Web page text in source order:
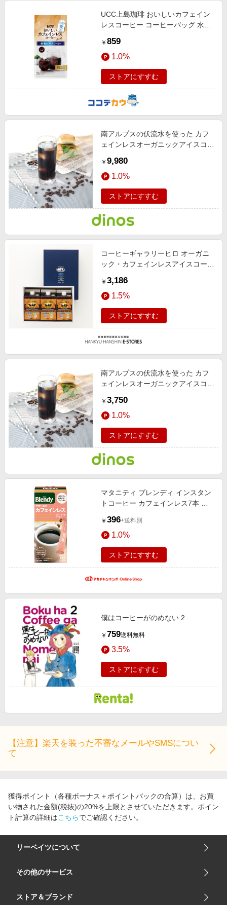
UCC上島珈琲 おいしいカフェイン
レスコーヒー コーヒーバッグ 水淹
￥ 859
1.0%
ストアにすすむ
南アルプスの伏流水を使った カフ
ェインレスオーガニックアイスコー
販】
￥ 9,980
1.0%
ストアにすすむ
コーヒーギャラリーヒロ オーガニ
ック・カフェインレスアイスコーヒ
￥ 3,186
1.5%
ストアにすすむ
南アルプスの伏流水を使った カフ
ェインレスオーガニックアイスコー
販】
￥ 3,750
1.0%
ストアにすすむ
マタニティ ブレンディ インスタン
トコーヒー カフェインレス7本 マ
サポートグッズ・書籍 カフェイン
レス飲料
￥ 396+送料別
1.0%
ストアにすすむ
僕はコーヒーがのめない 2
￥ 759送料無料
3.5%
ストアにすすむ
【注意】楽天を装った不審なメールやSMSについ
て
獲得ポイント（各種ボーナス＋ポイントバックの合算）は、お買
い物された金額(税抜)の20%を上限とさせていただきます。ポイン
ト計算の詳細はこちらでご確認ください。
リーベイツについて
会社概要
サイトマップ
その他のサービス
楽天市場
ストア＆ブランド